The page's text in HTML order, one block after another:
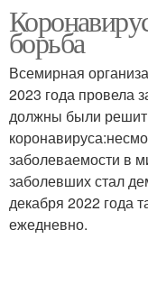
борьба
Всемирная
2023 года провела
должны были
заболеваемости в
заболевших стал
декабря 2022 года
ежедневно.